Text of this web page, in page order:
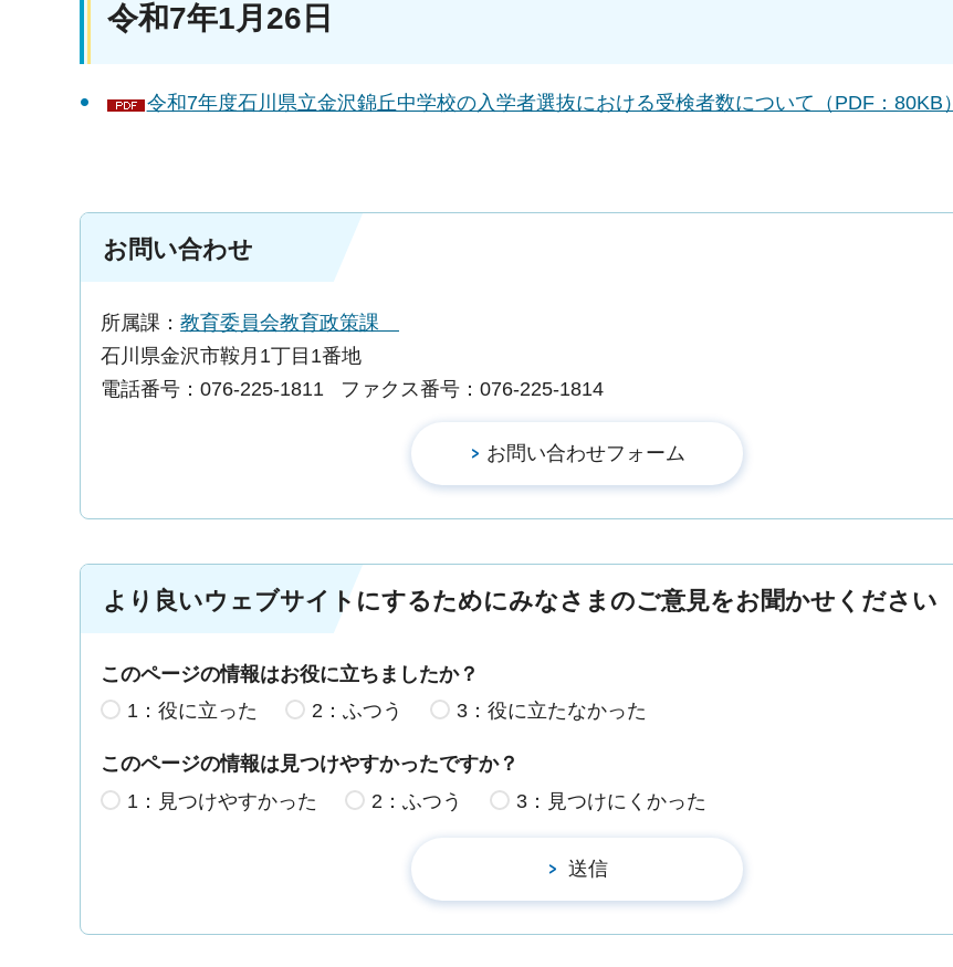
令和7年1月26日
令和7年度石川県立金沢錦丘中学校の入学者選抜における受検者数について（PDF：80KB）
お問い合わせ
所属課： 教育委員会教育政策課
石川県金沢市鞍月1丁目1番地
電話番号：076-225-1811
ファクス番号：076-225-1814
より良いウェブサイトにするためにみなさまのご意見をお聞かせください
このページの情報はお役に立ちましたか？
1：役に立った
2：ふつう 3：役に立たなかった
このページの情報は見つけやすかったですか？
1：見つけやすかった
2：ふつう 3：見つけにくかった